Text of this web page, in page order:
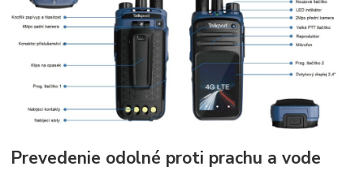
Prevedenie odolné proti prachu a vode